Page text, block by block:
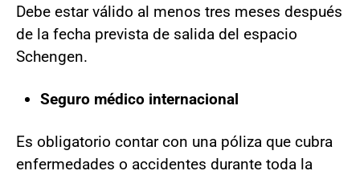
Debe estar válido al menos tres meses después
de la fecha prevista de salida del espacio
Schengen.
Seguro médico internacional
Es obligatorio contar con una póliza que cubra
enfermedades o accidentes durante toda la